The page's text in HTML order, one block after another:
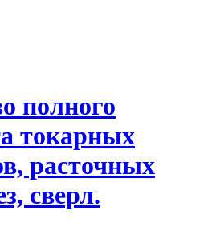
полного
токарных
расточных
сверл.